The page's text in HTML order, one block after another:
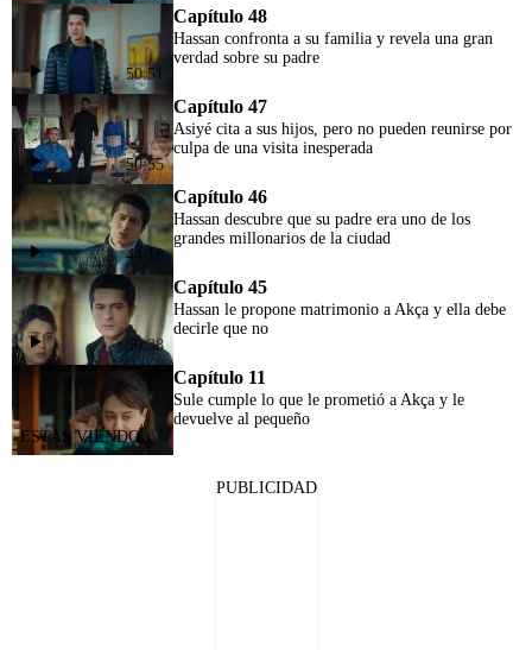
50:51
Capítulo 48
Hassan confronta a su familia y revela una gran
verdad sobre su padre
50:55
Capítulo 47
Asiyé cita a sus hijos, pero no pueden reunirse por
culpa de una visita inesperada
44:18
Capítulo 46
Hassan descubre que su padre era uno de los
grandes millonarios de la ciudad
50:38
Capítulo 45
Hassan le propone matrimonio a Akça y ella debe
decirle que no
Capítulo 11
Sule cumple lo que le prometió a Akça y le
devuelve al pequeño
PUBLICIDAD